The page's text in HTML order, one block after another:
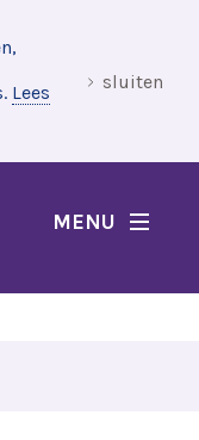
Lees
sluiten
MENU